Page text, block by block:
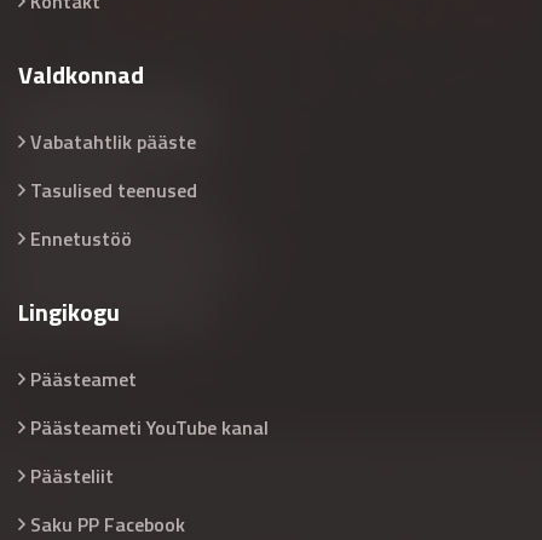
Valdkonnad
Vabatahtlik pääste
Tasulised teenused
Ennetustöö
Lingikogu
Päästeamet
Päästeameti YouTube kanal
Päästeliit
Saku PP Facebook